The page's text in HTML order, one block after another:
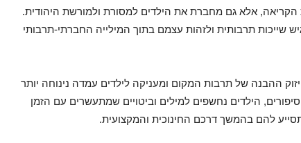
הקריאה, אלא גם מחברת את הילדים למסורת ולמורשת היהודית.
שייכות תרבותית ולזהות עצמם בתוך המילייה החברתי-תרבותי
ההבנה של תרבות המקום ומעניקה לילדים עמדה נינוחה יותר
הילדים נחשפים למילים וביטויים שמתעשרים עם הזמן
להם בהמשך דרכם החינוכית והמקצועית.